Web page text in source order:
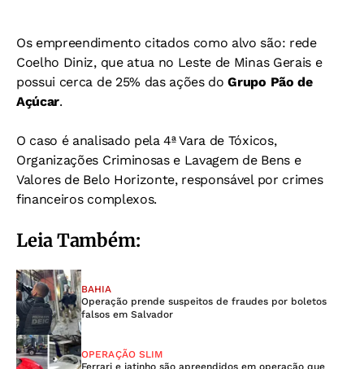
Os empreendimento citados como alvo são: rede
Coelho Diniz, que atua no Leste de Minas Gerais e
possui cerca de 25% das ações doGrupo Pão de
Açúcar.
O caso é analisado pela 4ª Vara de Tóxicos,
Organizações Criminosas e Lavagem de Bens e
Valores de Belo Horizonte, responsável por crimes
financeiros complexos.
Leia Também:
BAHIA
Operação prende suspeitos de fraudes por boletos
falsos em Salvador
OPERAÇÃO SLIM
Ferrari e jatinho são apreendidos em operação que